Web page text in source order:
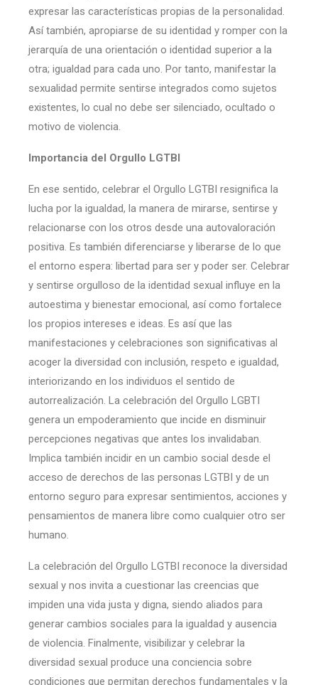
expresar las características propias de la personalidad.
Así también, apropiarse de su identidad y romper con la
jerarquía de una orientación o identidad superior a la
otra; igualdad para cada uno. Por tanto, manifestar la
sexualidad permite sentirse integrados como sujetos
existentes, lo cual no debe ser silenciado, ocultado o
motivo de violencia.
Importancia del Orgullo LGTBI
En ese sentido, celebrar el Orgullo LGTBI resignifica la
lucha por la igualdad, la manera de mirarse, sentirse y
relacionarse con los otros desde una autovaloración
positiva. Es también diferenciarse y liberarse de lo que
el entorno espera: libertad para ser y poder ser. Celebrar
y sentirse orgulloso de la identidad sexual influye en la
autoestima y bienestar emocional, así como fortalece
los propios intereses e ideas. Es así que las
manifestaciones y celebraciones son significativas al
acoger la diversidad con inclusión, respeto e igualdad,
interiorizando en los individuos el sentido de
autorrealización. La celebración del Orgullo LGBTI
genera un empoderamiento que incide en disminuir
percepciones negativas que antes los invalidaban.
Implica también incidir en un cambio social desde el
acceso de derechos de las personas LGTBI y de un
entorno seguro para expresar sentimientos, acciones y
pensamientos de manera libre como cualquier otro ser
humano.
La celebración del Orgullo LGTBI reconoce la diversidad
sexual y nos invita a cuestionar las creencias que
impiden una vida justa y digna, siendo aliados para
generar cambios sociales para la igualdad y ausencia
de violencia. Finalmente, visibilizar y celebrar la
diversidad sexual produce una conciencia sobre
condiciones que permitan derechos fundamentales y la